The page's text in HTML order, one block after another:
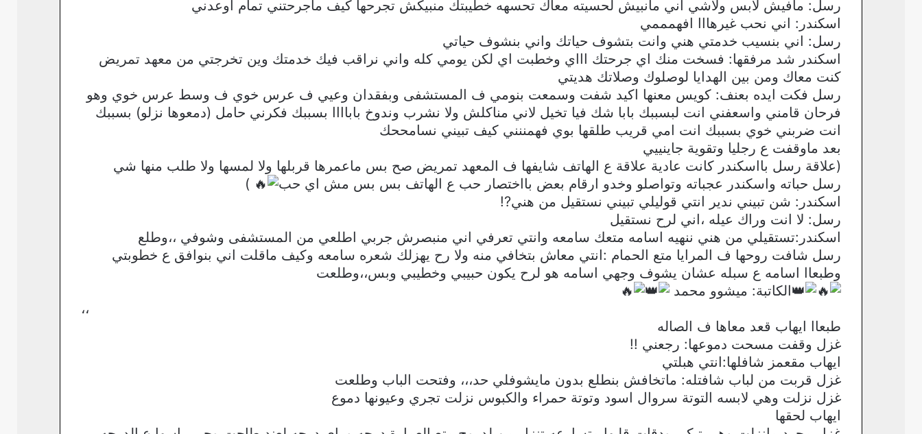
رسل: مافيش لابس ولاشي اني مانبيش لحسيته معاك تحسهه خطيبتك منبيكش تجرحها كيف ماجرحتني تمام اوعدني
اسكندر: اني نحب غيرهااا افهمممي
رسل: اني بنسيب خدمتي هني وانت بتشوف حياتك واني بنشوف حياتي
اسكندر شد مرفقها: فسخت منك اي جرحتك اااي وخطبت اي لكن يومي كله واني نراقب فيك خدمتك وين تخرجتي من معهد تمريض
كنت معاك ومن بين الهدايا لوصلوك وصلاتك هديتي
رسل فكت ايده بعنف: كويس معنها اكيد شفت وسمعت بنومي ف المستشفى وبفقدان وعيي ف عرس خوي ف وسط عرس خوي وهو
فرحان قامني واسعفني انت لبسببك بابا شك فيا تخيل لاني مناكلش ولا نشرب وندوخ باباااا بسببك فكرني حامل (دمعوها نزلو) بسببك
انت ضربني خوي بسببك انت امي قريب طلقها بوي فهمننني كيف تبيني نسامححك
بعد ماوقفت ع رجليا وتقوية جاينييي
(علاقة رسل بااسكندر كانت عادية علاقة ع الهاتف شايفها ف المعهد تمريض صح بس ماعمرها قربلها ولا لمسها ولا طلب منها شي
رسل حباته واسكندر عجباته وتواصلو وخدو ارقام بعض بااختصار حب ع الهاتف بس بس مش اي حب
)
اسكندر: شن تبيني ندير انتي قوليلي تبيني نستقيل من هني?!
رسل: لا انت وراك عيله ،اني لرح نستقيل
اسكندر:تستقيلي من هني ننهيه اسامه متعك سامعه وانتي تعرفي اني منبصرش جربي اطلعي من المستشفى وشوفي ،،وطلع
رسل شافت روحها ف المرايا متع الحمام :انتي معاش بتخافي منه ولا رح يهزلك شعره سامعه وكيف ماقلت اني بنوافق ع خطوبتي
وطبعاا اسامه ع سبله عشان يشوف وجهي اسامه هو لرح يكون حبيبي وخطيبي وبس،،وطلعت
الكاتبة: ميشوو محمد
،،
طبعاا ايهاب قعد معاها ف الصاله
غزل وقفت مسحت دموعها: رجعني !!
ايهاب مقعمز شافلها:انتي هبلتي
غزل قربت من لباب شافتله: ماتخافش بنطلع بدون مايشوفلي حد،،، وفتحت الباب وطلعت
غزل نزلت وهي لابسه التوتة سروال اسود وتوتة حمراء والكبوس نزلت تجري وعيونها دموع
ايهاب لحقها